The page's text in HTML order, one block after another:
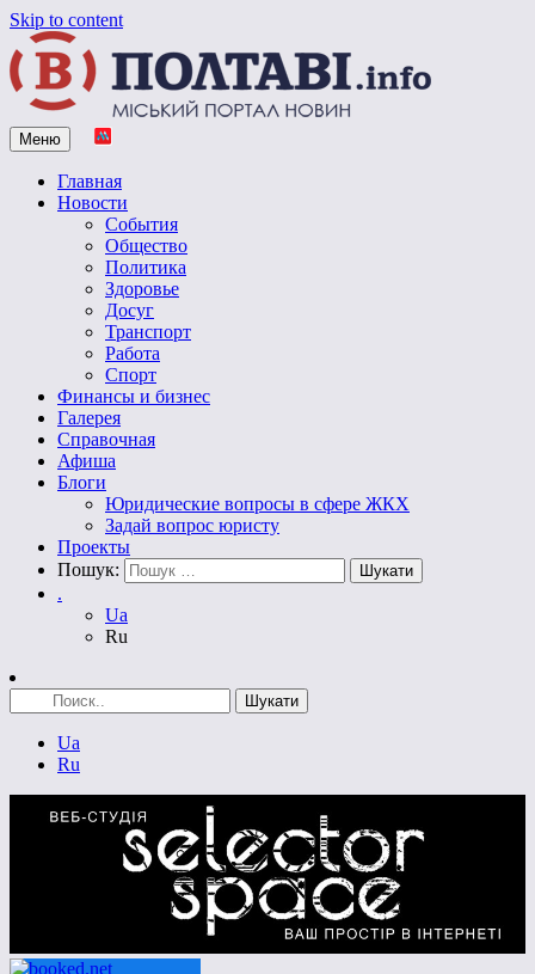
Skip to content
Vpoltave.info
Полтавский портал новостей
Меню
Главная
Новости
События
Общество
Политика
Здоровье
Досуг
Транспорт
Работа
Спорт
Финансы и бизнес
Галерея
Справочная
Афиша
Блоги
Юридические вопросы в сфере ЖКХ
Задай вопрос юристу
Проекты
Пошук:
.
Ua
Ru
Ua
Ru